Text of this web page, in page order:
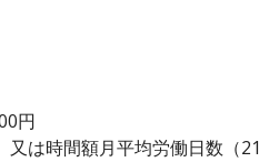
円
又は時間額月平均労働日数（